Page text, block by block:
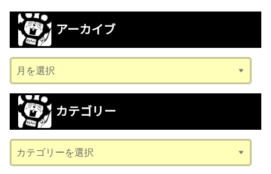
アーカイブ
ー
カ
ブ
カテゴリー
テ